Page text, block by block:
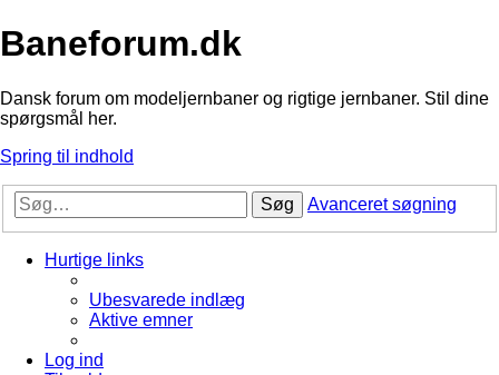
Baneforum.dk
Dansk forum om modeljernbaner og rigtige jernbaner. Stil dine
spørgsmål her.
Spring til indhold
Søg Avanceret søgning
Hurtige links
Ubesvarede indlæg
Aktive emner
Log ind